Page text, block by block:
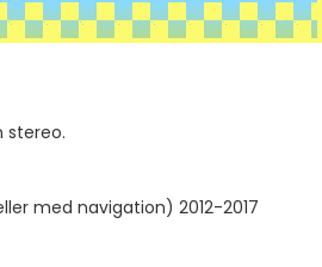
stereo.
med navigation) 2012-2017